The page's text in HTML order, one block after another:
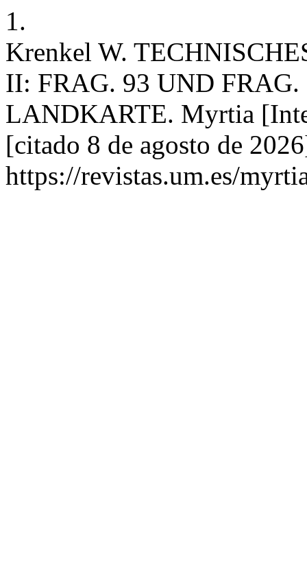
1.
Krenkel W.
II: FRAG. 93 UND
LANDKARTE. Myrtia
[citado 8 de agosto de
https://revistas.um.es/